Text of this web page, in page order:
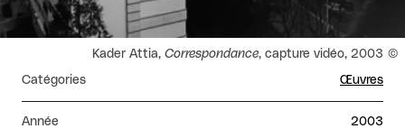
Droits réservés :
Kader Attia, Correspondance, capture vidéo, 2003
Catégories Œuvres
Année 2003